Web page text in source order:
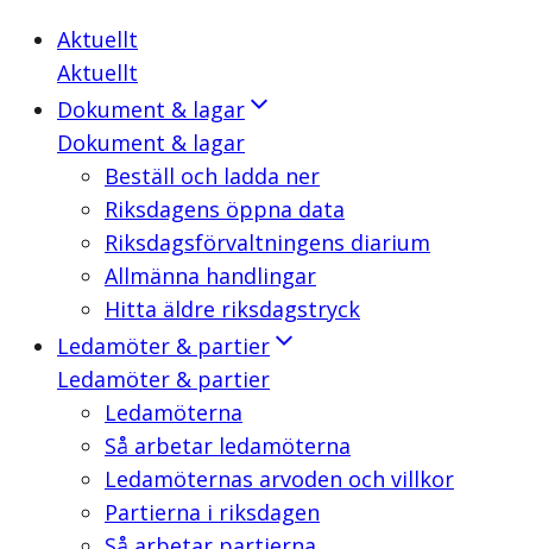
Aktuellt
Aktuellt
Dokument & lagar
Dokument & lagar
Beställ och ladda ner
Riksdagens öppna data
Riksdagsförvaltningens diarium
Allmänna handlingar
Hitta äldre riksdagstryck
Ledamöter & partier
Ledamöter & partier
Ledamöterna
Så arbetar ledamöterna
Ledamöternas arvoden och villkor
Partierna i riksdagen